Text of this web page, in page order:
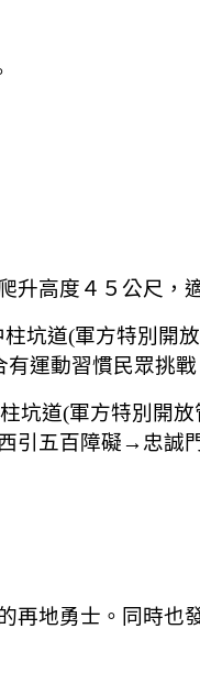
高度４５公尺，
坑道(軍方特別開
運動習慣民眾挑戰
坑道(軍方特別開
五百障礙→忠誠門
地勇士。同時也